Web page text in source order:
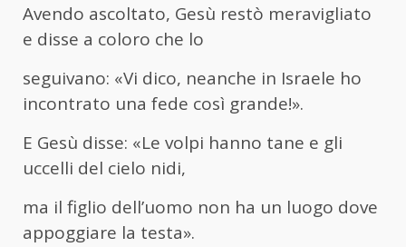
Avendo ascoltato, Gesù restò meravigliato
e disse a coloro che lo
seguivano: «Vi dico, neanche in Israele ho
incontrato una fede così grande!».
E Gesù disse: «Le volpi hanno tane e gli
uccelli del cielo nidi,
ma il figlio dell’uomo non ha un luogo dove
appoggiare la testa».